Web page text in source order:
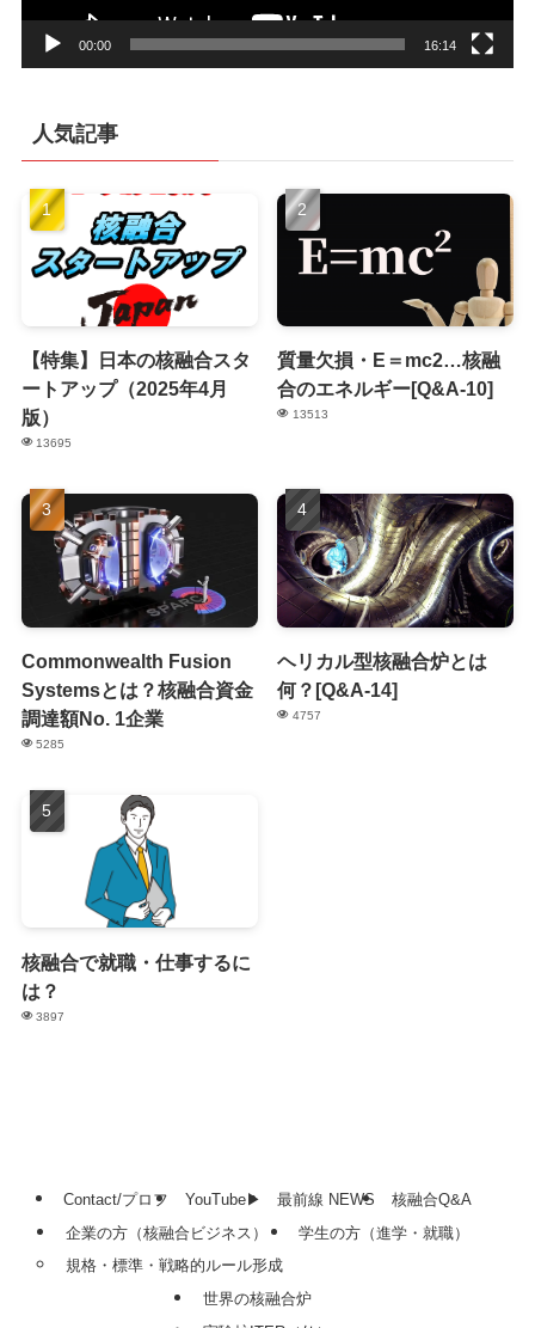
00:00 16:14
人気記事
【特集】日本の核融合スタ
ートアップ（2025年4月
版）
13695
質量欠損・E＝mc2…核融
合のエネルギー[Q&A-10]
13513
Commonwealth Fusion
Systemsとは？核融合資金
調達額No. 1企業
5285
ヘリカル型核融合炉とは
何？[Q&A-14]
4757
核融合で就職・仕事するに
は？
3897
Contact/プロフ YouTube▶ 最前線 NEWS
核融合Q&A
企業の方（核融合ビジネス）
規格・標準・戦略的ルール形成
学生の方（進学・就職）
世界の核融合炉